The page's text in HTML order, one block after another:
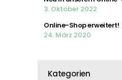
3. Oktober 2022
Online-Shop erweitert!
24. März 2020
Kategorien